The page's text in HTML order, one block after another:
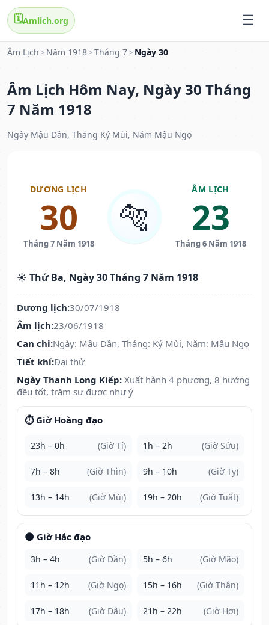
🗓️Amlich.org
Âm Lịch > Năm 1918>Tháng 7> Ngày 30
Âm Lịch Hôm Nay, Ngày 30 Tháng
7 Năm 1918
Ngày Mậu Dần, Tháng Kỷ Mùi, Năm Mậu Ngọ
DƯƠNG LỊCH
30
Tháng 7 Năm 1918
🐅
ÂM LỊCH
23
Tháng 6 Năm 1918
☀️ Thứ Ba, Ngày 30 Tháng 7 Năm 1918
Dương lịch:30/07/1918
Âm lịch:23/06/1918
Can chi:Ngày: Mậu Dần, Tháng: Kỷ Mùi, Năm: Mậu Ngọ
Tiết khí:Đại thử
Ngày Thanh Long Kiếp: Xuất hành 4 phương, 8 hướng
đều tốt, trăm sự được như ý
⏱️ Giờ Hoàng đạo
23h – 0h (Giờ Tí) 1h – 2h (Giờ Sửu)
7h – 8h (Giờ Thìn) 9h – 10h (Giờ Tỵ)
13h – 14h (Giờ Mùi) 19h – 20h (Giờ Tuất)
🌑 Giờ Hắc đạo
3h – 4h (Giờ Dần) 5h – 6h (Giờ Mão)
11h – 12h (Giờ Ngọ) 15h – 16h (Giờ Thân)
17h – 18h (Giờ Dậu) 21h – 22h (Giờ Hợi)